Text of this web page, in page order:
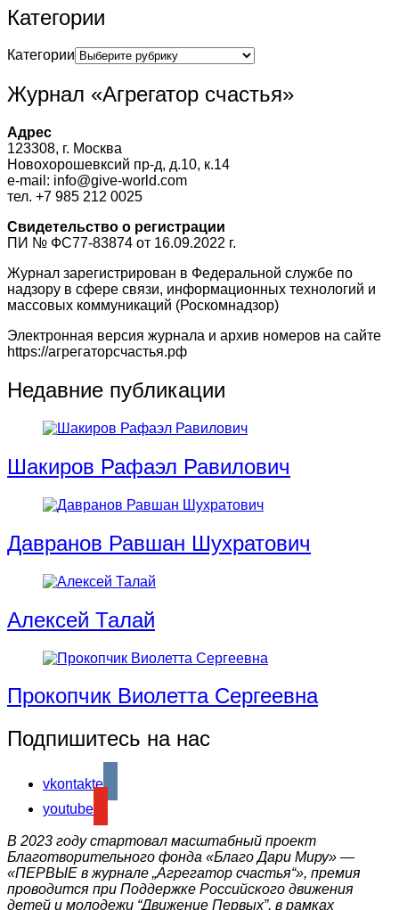
Категории
Категории
Журнал «Агрегатор счастья»
Адрес
123308, г. Москва
Новохорошевксий пр-д, д.10, к.14
e-mail: info@give-world.com
тел. +7 985 212 0025
Свидетельство о регистрации
ПИ № ФС77-83874 от 16.09.2022 г.
Журнал зарегистрирован в Федеральной службе по
надзору в сфере связи, информационных технологий и
массовых коммуникаций (Роскомнадзор)
Электронная версия журнала и архив номеров на сайте
https://агрегаторсчастья.рф
Недавние публикации
Шакиров Рафаэл Равилович
Давранов Равшан Шухратович
Алексей Талай
Прокопчик Виолетта Cергеевна
Подпишитесь на нас
vkontakte
youtube
В 2023 году стартовал масштабный проект
Благотворительного фонда «Благо Дари Миру» —
«ПЕРВЫЕ в журнале „Агрегатор счастья“», премия
проводится при Поддержке Российского движения
детей и молодежи “Движение Первых”, в рамках